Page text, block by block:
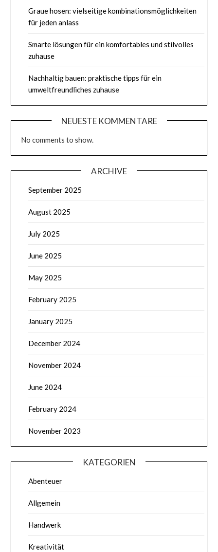
Graue hosen: vielseitige kombinationsmöglichkeiten
für jeden anlass
Smarte lösungen für ein komfortables und stilvolles
zuhause
Nachhaltig bauen: praktische tipps für ein
umweltfreundliches zuhause
NEUESTE KOMMENTARE
No comments to show.
ARCHIVE
September 2025
August 2025
July 2025
June 2025
May 2025
February 2025
January 2025
December 2024
November 2024
June 2024
February 2024
November 2023
KATEGORIEN
Abenteuer
Allgemein
Handwerk
Kreativität